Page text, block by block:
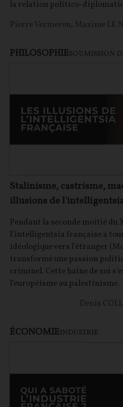
la relation politico-
Pierre Vermeren, Maxime LE NAGARD
PHILOSOPHIESOUMISSION
Stalinisme, castrisme,
illusions de
Pendant la seconde moitié du
l’intelligentsia française a
idéologique vers l’étranger
transformé une passion
criminel. Cette haine de soi
l’européisme au palestinisme.
Denis
ÉCONOMIEINDUSTRIE